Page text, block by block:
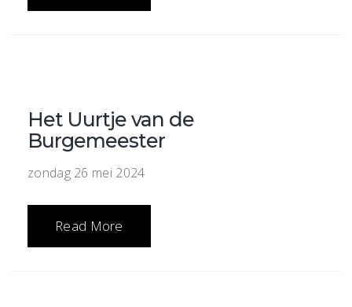
Het Uurtje van de
Burgemeester
zondag 26 mei 2024
Read More